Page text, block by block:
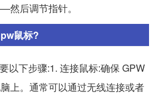
后调节指针。
鼠标?
以下步骤:1. 连接鼠标:确保 GPW
上。通常可以通过无线连接或者